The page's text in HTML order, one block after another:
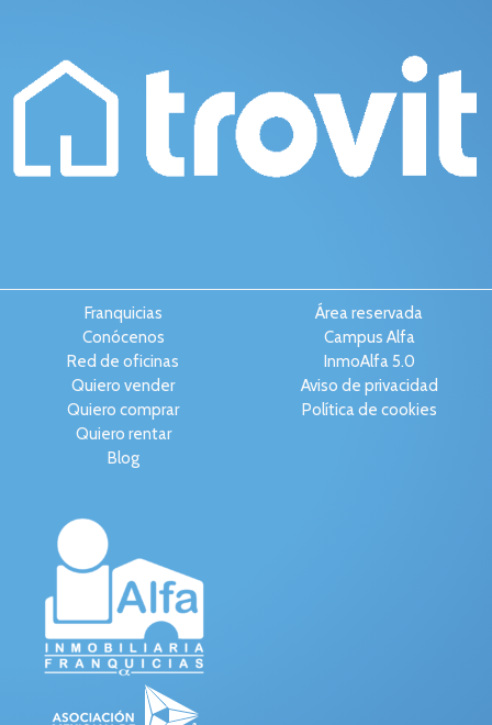
Franquicias
Conócenos
Red de oficinas
Quiero vender
Quiero comprar
Quiero rentar
Blog
Área reservada
Campus Alfa
InmoAlfa 5.0
Aviso de privacidad
Política de cookies